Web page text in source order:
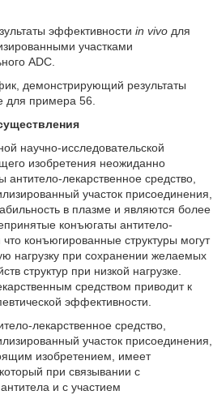
эффективности in vivoдля
участками
ADC.
демонстрирующий результаты
для примера 56.
научно-исследовательской
изобретения неожиданно
лекарственное средство,
участок присоединения,
в плазме и являются более
конъюгаты антитело-
конъюгированные структуры могут
нагрузку при сохранении желаемых
структур при низкой нагрузке.
средством приводит к
эффективности.
лекарственное средство,
участок присоединения,
изобретением, имеет
при связывании с
и с участием